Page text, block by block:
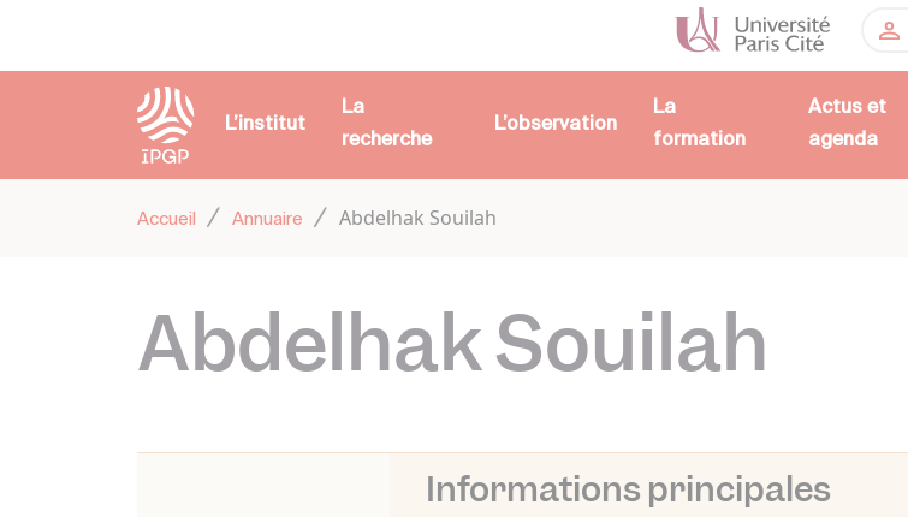
L’institut
La
recherche
L’observation
La
formation
Actus et
agenda
Accueil Annuaire Abdelhak Souilah
Abdelhak Souilah
Informations principales